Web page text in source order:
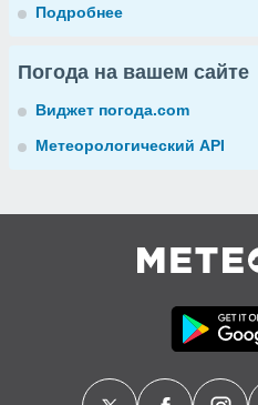
Подробнее
Погода на вашем сайте
Виджет погода.com
Метеорологический API